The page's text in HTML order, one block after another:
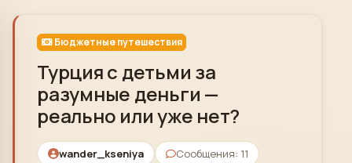
Бюджетные путешествия
Турция с детьми за
разумные деньги —
реально или уже нет?
wander_kseniya
Сообщения: 11